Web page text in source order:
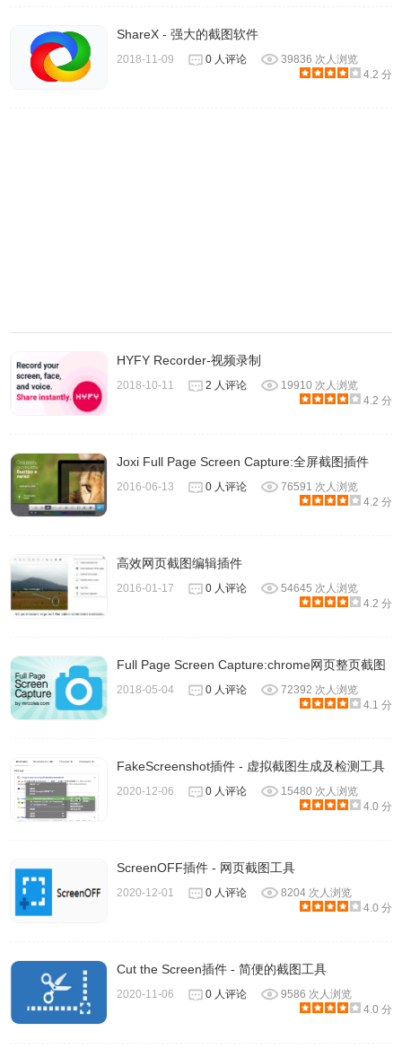
ShareX - 强大的截图软件
2018-11-09 0 人评论
39836 次人浏览
4.2 分
HYFY Recorder-视频录制
2018-10-11 2 人评论
19910 次人浏览
4.2 分
Joxi Full Page Screen Capture:全屏截图插件
2016-06-13 0 人评论
76591 次人浏览
4.2 分
高效网页截图编辑插件
2016-01-17 0 人评论
54645 次人浏览
4.2 分
Full Page Screen Capture:chrome网页整页截图
2018-05-04 0 人评论
72392 次人浏览
4.1 分
FakeScreenshot插件 - 虚拟截图生成及检测工具
2020-12-06 0 人评论
15480 次人浏览
4.0 分
ScreenOFF插件 - 网页截图工具
2020-12-01 0 人评论
8204 次人浏览
4.0 分
Cut the Screen插件 - 简便的截图工具
2020-11-06 0 人评论
9586 次人浏览
4.0 分